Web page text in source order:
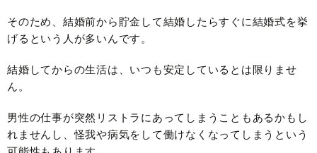
そのため、結婚前から貯金して結婚したらすぐに結婚式を挙
げるという人が多いんです。
結婚してからの生活は、いつも安定しているとは限りませ
ん。
男性の仕事が突然リストラにあってしまうこともあるかもし
れませんし、怪我や病気をして働けなくなってしまうという